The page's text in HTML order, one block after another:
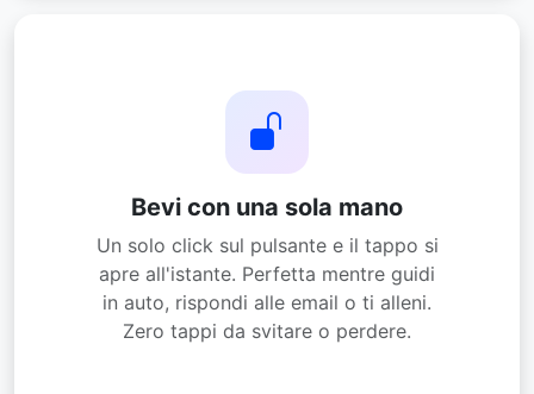
Bevi con una sola mano
Un solo click sul pulsante e il tappo si
apre all'istante. Perfetta mentre guidi
in auto, rispondi alle email o ti alleni.
Zero tappi da svitare o perdere.